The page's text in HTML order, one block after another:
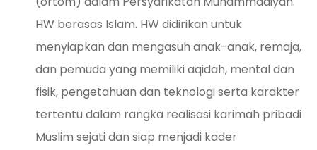
HW berasas Islam. HW didirikan untuk
menyiapkan dan mengasuh anak-anak, remaja,
dan pemuda yang memiliki aqidah, mental dan
fisik, pengetahuan dan teknologi serta karakter
tertentu dalam rangka realisasi karimah pribadi
Muslim sejati dan siap menjadi kader